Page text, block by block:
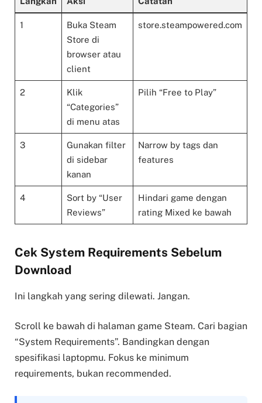
1
Buka Steam
Store di
browser atau
client
store.steampowered.com
2
Klik
“Categories”
di menu atas
Pilih “Free to Play”
3
Gunakan filter
di sidebar
kanan
Narrow by tags dan
features
4
Sort by “User
Reviews”
Hindari game dengan
rating Mixed ke bawah
Cek System Requirements Sebelum
Download
Ini langkah yang sering dilewati. Jangan.
Scroll ke bawah di halaman game Steam. Cari bagian
“System Requirements”. Bandingkan dengan
spesifikasi laptopmu. Fokus ke minimum
requirements, bukan recommended.